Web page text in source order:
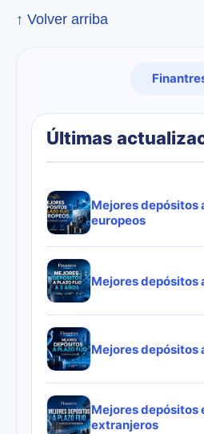
↑ Volver arriba
Últimas
Mejores depósitos
europeos
Mejores depósitos
Mejores depósitos
Mejores depósitos
extranjeros